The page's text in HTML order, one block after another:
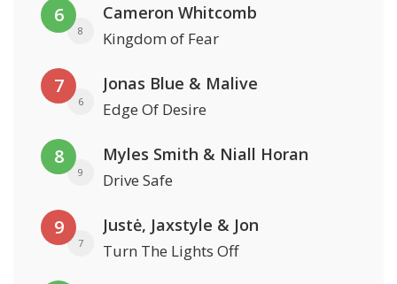
6
8
Cameron Whitcomb
Kingdom of Fear
7
6
Jonas Blue & Malive
Edge Of Desire
8
9
Myles Smith & Niall Horan
Drive Safe
9
7
Justė, Jaxstyle & Jon
Turn The Lights Off